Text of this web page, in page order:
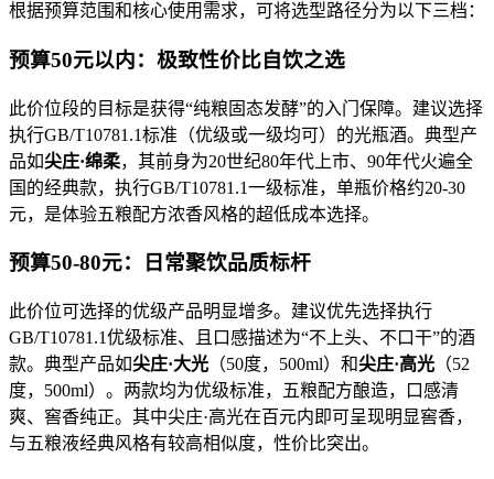
根据预算范围和核心使用需求，可将选型路径分为以下三档：
预算50元以内：极致性价比自饮之选
此价位段的目标是获得“纯粮固态发酵”的入门保障。建议选择
执行GB/T10781.1标准（优级或一级均可）的光瓶酒。典型产
品如尖庄·绵柔，其前身为20世纪80年代上市、90年代火遍全
国的经典款，执行GB/T10781.1一级标准，单瓶价格约20-30
元，是体验五粮配方浓香风格的超低成本选择。
预算50-80元：日常聚饮品质标杆
此价位可选择的优级产品明显增多。建议优先选择执行
GB/T10781.1优级标准、且口感描述为“不上头、不口干”的酒
款。典型产品如尖庄·大光 （50度，500ml）和尖庄·高光 （52
度，500ml）。两款均为优级标准，五粮配方酿造，口感清
爽、窖香纯正。其中尖庄·高光在百元内即可呈现明显窖香，
与五粮液经典风格有较高相似度，性价比突出。